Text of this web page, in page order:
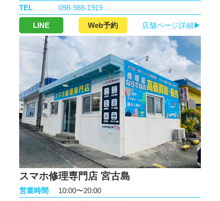
TEL
098-988-1919
LINE Web予約 店舗ページ詳細▶
スマホ修理専門店 宮古島
営業時間
10:00〜20:00